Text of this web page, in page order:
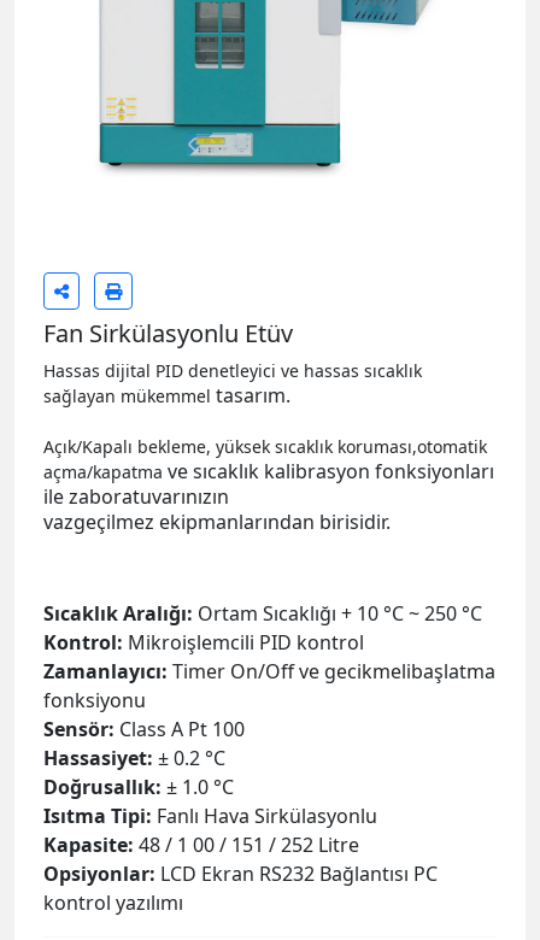
Fan Sirkülasyonlu Etüv
Hassas dijital PID denetleyici ve hassas sıcaklık
sağlayan mükemmel tasarım.
Açık/Kapalı bekleme, yüksek sıcaklık koruması,otomatik
açma/kapatma ve sıcaklık kalibrasyon fonksiyonları
ile zaboratuvarınızın
vazgeçilmez ekipmanlarından birisidir.
Sıcaklık Aralığı: Ortam Sıcaklığı + 10 °C ~ 250 °C
Kontrol: Mikroişlemcili PID kontrol
Zamanlayıcı: Timer On/Off ve gecikmelibaşlatma
fonksiyonu
Sensör: Class A Pt 100
Hassasiyet: ± 0.2 °C
Doğrusallık: ± 1.0 °C
Isıtma Tipi: Fanlı Hava Sirkülasyonlu
Kapasite: 48 / 1 00 / 151 / 252 Litre
Opsiyonlar: LCD Ekran RS232 Bağlantısı PC
kontrol yazılımı